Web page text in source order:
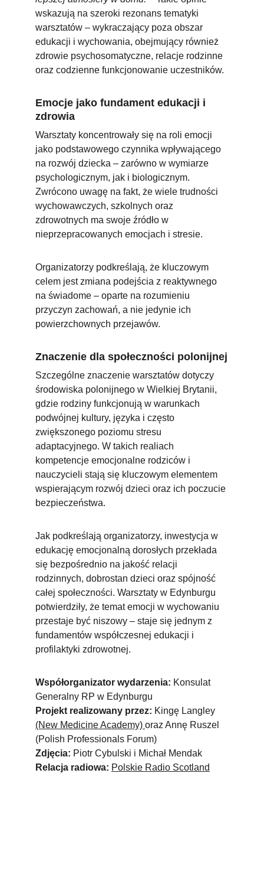
wskazują na szeroki rezonans tematyki
warsztatów – wykraczający poza obszar
edukacji i wychowania, obejmujący również
zdrowie psychosomatyczne, relacje rodzinne
oraz codzienne funkcjonowanie uczestników.
Emocje jako fundament edukacji i
zdrowia
Warsztaty koncentrowały się na roli emocji
jako podstawowego czynnika wpływającego
na rozwój dziecka – zarówno w wymiarze
psychologicznym, jak i biologicznym.
Zwrócono uwagę na fakt, że wiele trudności
wychowawczych, szkolnych oraz
zdrowotnych ma swoje źródło w
nieprzepracowanych emocjach i stresie.
Organizatorzy podkreślają, że kluczowym
celem jest zmiana podejścia z reaktywnego
na świadome – oparte na rozumieniu
przyczyn zachowań, a nie jedynie ich
powierzchownych przejawów.
Znaczenie dla społeczności polonijnej
Szczególne znaczenie warsztatów dotyczy
środowiska polonijnego w Wielkiej Brytanii,
gdzie rodziny funkcjonują w warunkach
podwójnej kultury, języka i często
zwiększonego poziomu stresu
adaptacyjnego. W takich realiach
kompetencje emocjonalne rodziców i
nauczycieli stają się kluczowym elementem
wspierającym rozwój dzieci oraz ich poczucie
bezpieczeństwa.
Jak podkreślają organizatorzy, inwestycja w
edukację emocjonalną dorosłych przekłada
się bezpośrednio na jakość relacji
rodzinnych, dobrostan dzieci oraz spójność
całej społeczności. Warsztaty w Edynburgu
potwierdziły, że temat emocji w wychowaniu
przestaje być niszowy – staje się jednym z
fundamentów współczesnej edukacji i
profilaktyki zdrowotnej.
Współorganizator wydarzenia: Konsulat
Generalny RP w Edynburgu
Projekt realizowany przez: Kingę Langley
(New Medicine Academy) oraz Annę Ruszel
(Polish Professionals Forum)
Zdjęcia: Piotr Cybulski i Michał Mendak
Relacja radiowa: Polskie Radio Scotland